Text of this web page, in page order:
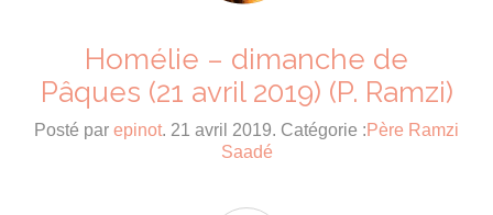
Homélie – dimanche de
Pâques (21 avril 2019) (P. Ramzi)
Posté par epinot. 21 avril 2019. Catégorie : Père Ramzi
Saadé